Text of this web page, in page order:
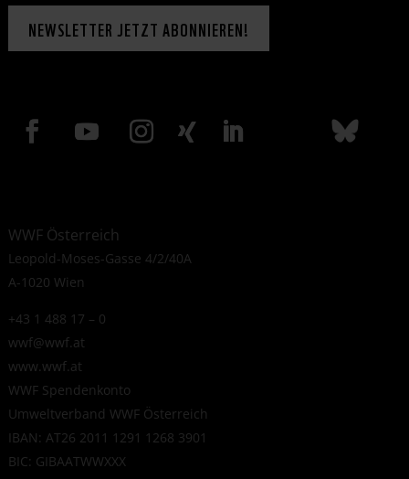
NEWSLETTER JETZT ABONNIEREN!
WWF Österreich
Leopold-Moses-Gasse 4/2/40A
A-1020 Wien
+43 1 488 17 – 0
wwf@wwf.at
www.wwf.at
WWF Spendenkonto
Umweltverband WWF Österreich
IBAN: AT26 2011 1291 1268 3901
BIC: GIBAATWWXXX